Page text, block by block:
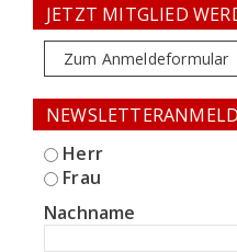
JETZT MITGLIED
Zum Anmeldeformular
Herr
Frau
Nachname